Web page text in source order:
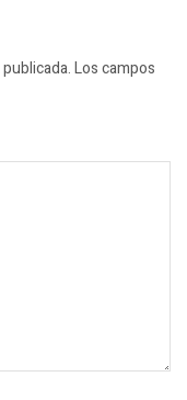
Los campos